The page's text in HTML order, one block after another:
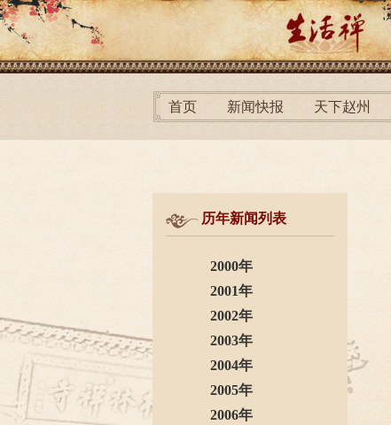
首页 新闻快报 天下赵州
历年新闻列表
2000年
2001年
2002年
2003年
2004年
2005年
2006年